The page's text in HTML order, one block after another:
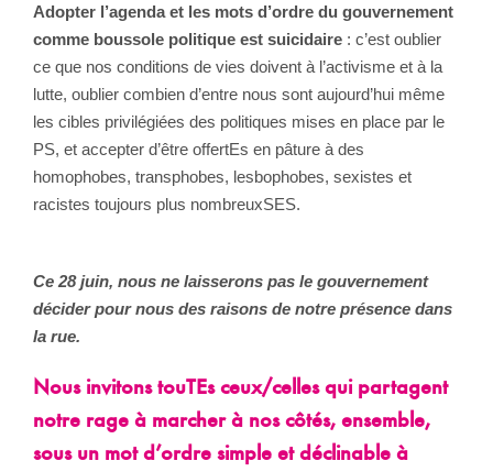
Adopter l’agenda et les mots d’ordre du gouvernement
comme boussole politique est suicidaire : c’est oublier
ce que nos conditions de vies doivent à l’activisme et à la
lutte, oublier combien d’entre nous sont aujourd’hui même
les cibles privilégiées des politiques mises en place par le
PS, et accepter d’être offertEs en pâture à des
homophobes, transphobes, lesbophobes, sexistes et
racistes toujours plus nombreuxSES.
Ce 28 juin, nous ne laisserons pas le gouvernement
décider pour nous des raisons de notre présence dans
la rue.
Nous invitons touTEs ceux/celles qui partagent
notre rage à marcher à nos côtés, ensemble,
sous un mot d’ordre simple et déclinable à